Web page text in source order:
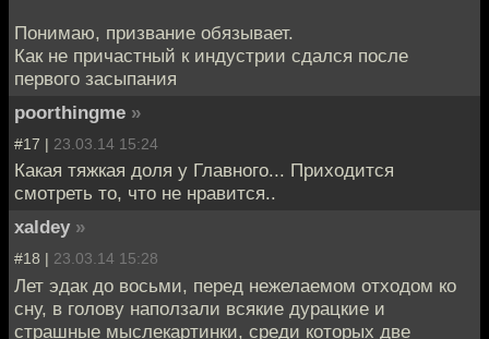
Понимаю, призвание обязывает.
Как не причастный к индустрии сдался после
первого засыпания
poorthingme »
#17 | 23.03.14 15:24
Какая тяжкая доля у Главного... Приходится
смотреть то, что не нравится..
xaldey »
#18 | 23.03.14 15:28
Лет эдак до восьми, перед нежелаемом отходом ко
сну, в голову наползали всякие дурацкие и
страшные мыслекартинки, среди которых две